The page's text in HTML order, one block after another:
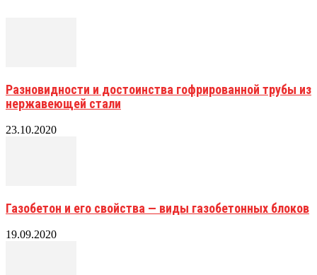
Разновидности и достоинства гофрированной трубы из
нержавеющей стали
23.10.2020
Газобетон и его свойства — виды газобетонных блоков
19.09.2020